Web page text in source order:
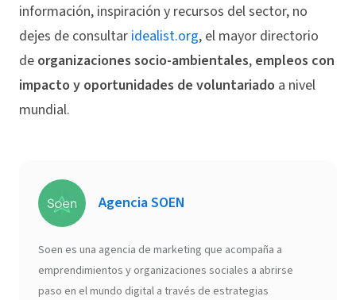
información, inspiración y recursos del sector, no
dejes de consultar idealist.org, el mayor directorio
de organizaciones socio-ambientales, empleos con
impacto y oportunidades de voluntariado a nivel
mundial.
Agencia SOEN
Soen es una agencia de marketing que acompaña a
emprendimientos y organizaciones sociales a abrirse
paso en el mundo digital a través de estrategias